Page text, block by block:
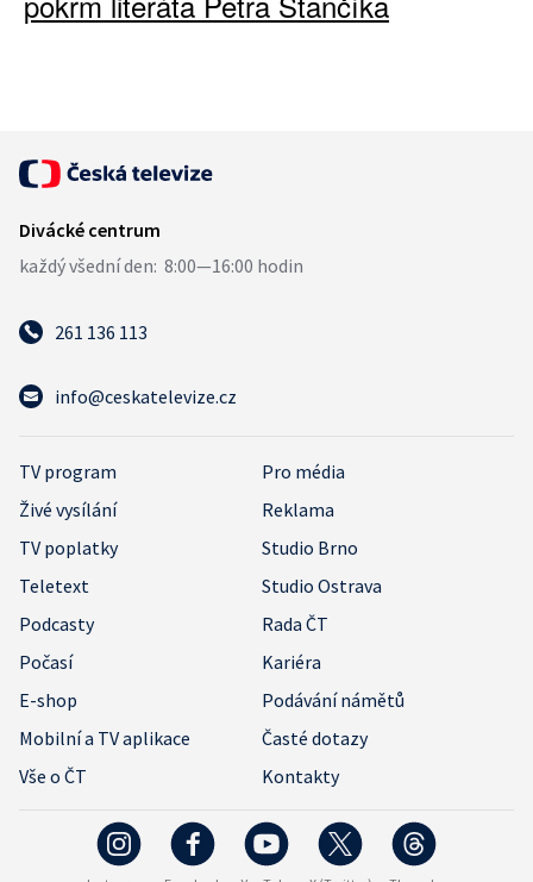
261 136 113
info@ceskatelevize.cz
TV program
Pro média
Živé vysílání
Reklama
TV poplatky
Studio Brno
Teletext
Studio Ostrava
Podcasty
Rada ČT
Počasí
Kariéra
E-shop
Podávání námětů
Mobilní a TV aplikace
Časté dotazy
Vše o ČT
Kontakty